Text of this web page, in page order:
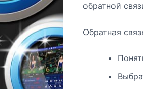
обратной
Обратная